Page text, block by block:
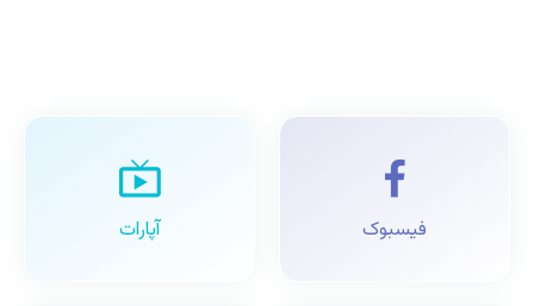
فیسبوک آپارات